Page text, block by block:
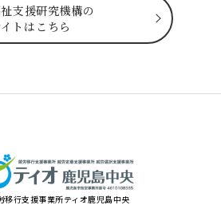
⽀援研究機構の
トはこちら
移⾏⽀援事業所ティオ⿅児島中央